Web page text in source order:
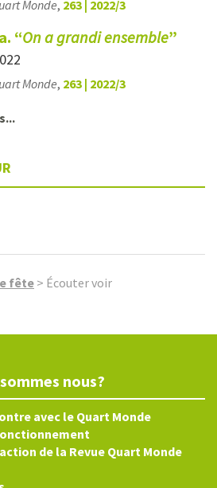
Monde, 263 | 2022/3
“On a grandi ensemble”
Monde, 263 | 2022/3
fête> Écouter voir
nous?
avec le Quart Monde
de la Revue Quart Monde